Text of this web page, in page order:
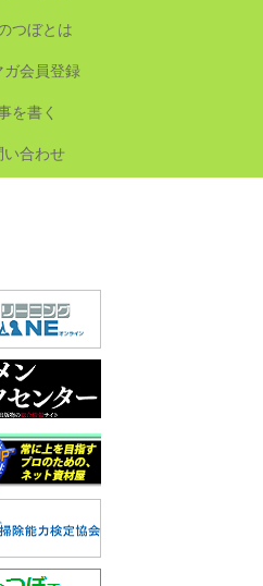
つぼとは
ガ会員登録
を書く
い合わせ